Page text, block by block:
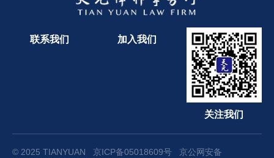
联系我们 加入我们
关注我们
© 2025 TIANYUAN 京ICP备05018609号 京公网安备